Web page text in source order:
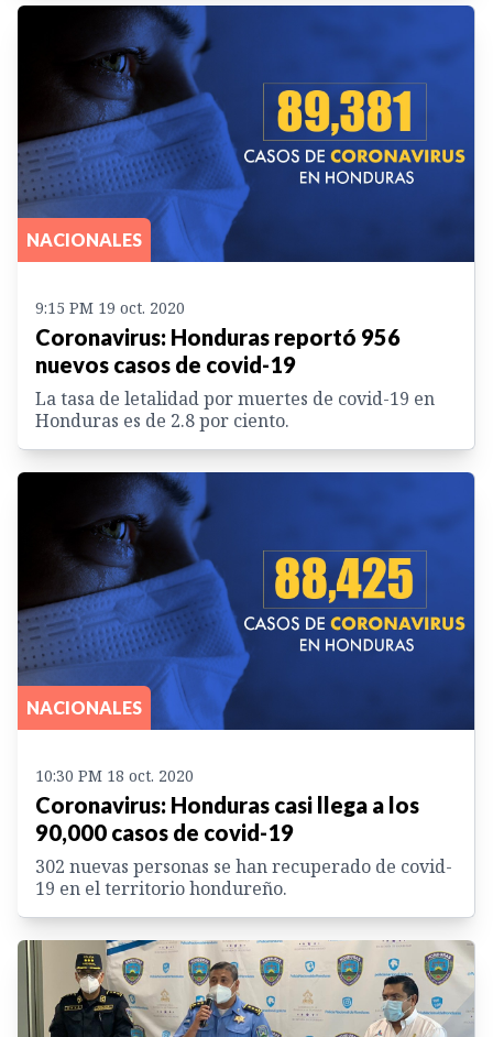
NACIONALES
9:15 PM 19 oct. 2020
Coronavirus: Honduras reportó 956
nuevos casos de covid-19
La tasa de letalidad por muertes de covid-19 en
Honduras es de 2.8 por ciento.
NACIONALES
10:30 PM 18 oct. 2020
Coronavirus: Honduras casi llega a los
90,000 casos de covid-19
302 nuevas personas se han recuperado de covid-
19 en el territorio hondureño.